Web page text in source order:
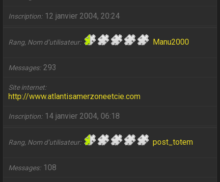
Inscription 12 janvier 2004, 20:24
Rang, Nom d’utilisateur Manu2000
Messages 293
Site internet
http://www.atlantisamerzoneetcie.com
Inscription 14 janvier 2004, 06:18
Rang, Nom d’utilisateur post_totem
Messages 108